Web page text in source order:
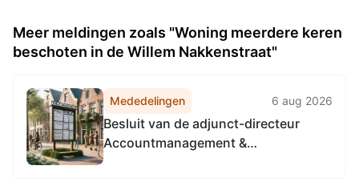
Meer meldingen zoals "Woning meerdere keren
beschoten in de Willem Nakkenstraat"
Mededelingen 6 aug 2026
Besluit van de adjunct-directeur
Accountmanagement &